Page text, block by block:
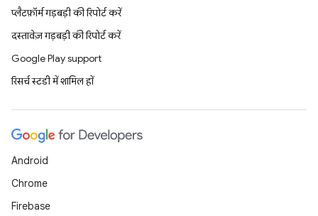
प्लैटफ़ॉर्म गड़बड़ी की रिपोर्ट करें
दस्तावेज़ गड़बड़ी की रिपोर्ट करें
Google Play support
रिसर्च स्टडी में शामिल हों
Android
Chrome
Firebase